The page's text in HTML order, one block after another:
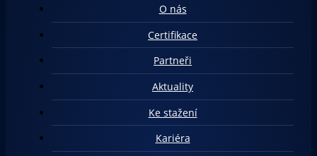
O nás
Certifikace
Partneři
Aktuality
Ke stažení
Kariéra